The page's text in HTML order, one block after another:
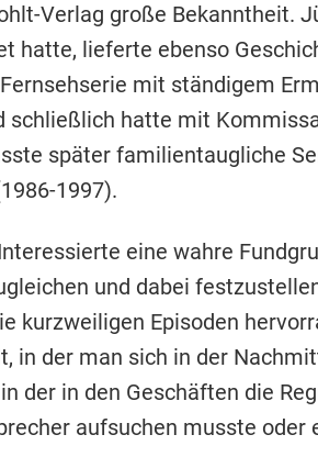
Verlag große Bekanntheit.
hatte, lieferte ebenso
mit ständigem
schließlich hatte mit
später familientaugliche
1997).
eine wahre
und dabei
kurzweiligen Episoden
in der man sich in der
der in den Geschäften die
aufsuchen musste oder